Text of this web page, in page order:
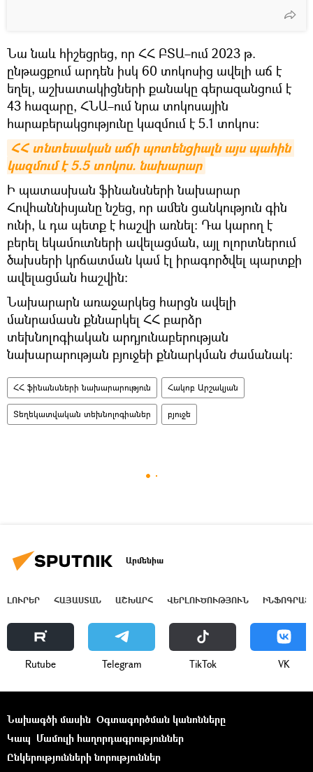
Նա նաև հիշեցրեց, որ ՀՀ ԲՏԱ–ում 2023 թ.
ընթացքում արդեն իսկ 60 տոկոսից ավելի աճ է
եղել, աշխատակիցների քանակը գերազանցում է
43 հազարը, ՀՆԱ–ում նրա տոկոսային
հարաբերակցությունը կազմում է 5.1 տոկոս։
ՀՀ տնտեսական աճի պոտենցիալն այս պահին
կազմում է 5.5 տոկոս. նախարար
Ի պատասխան ֆինանսների նախարար
Հովհաննիսյանը նշեց, որ ամեն ցանկություն գին
ունի, և դա պետք է հաշվի առնել: Դա կարող է
բերել եկամուտների ավելացման, այլ ոլորտներում
ծախսերի կրճատման կամ էլ իրագործվել պարտքի
ավելացման հաշվին։
Նախարարն առաջարկեց հարցն ավելի
մանրամասն քննարկել ՀՀ բարձր
տեխնոլոգիական արդյունաբերության
նախարարության բյուջեի քննարկման ժամանակ։
ՀՀ ֆինանսների նախարարություն Հակոբ Արշակյան
Տեղեկատվական տեխնոլոգիաներ բյուջե
Արմենիա
ԼՈՒՐԵՐ ՀԱՅԱՍՏԱՆ ԱՇԽԱՐՀ ՎԵՐԼՈՒԾՈՒԹՅՈՒՆ
Rutube Telegram ТikТоk VK
Նախագծի մասին Օգտագործման կանոնները
Կապ Մամուլի հաղորդագրություններ
Ընկերությունների նորություններ